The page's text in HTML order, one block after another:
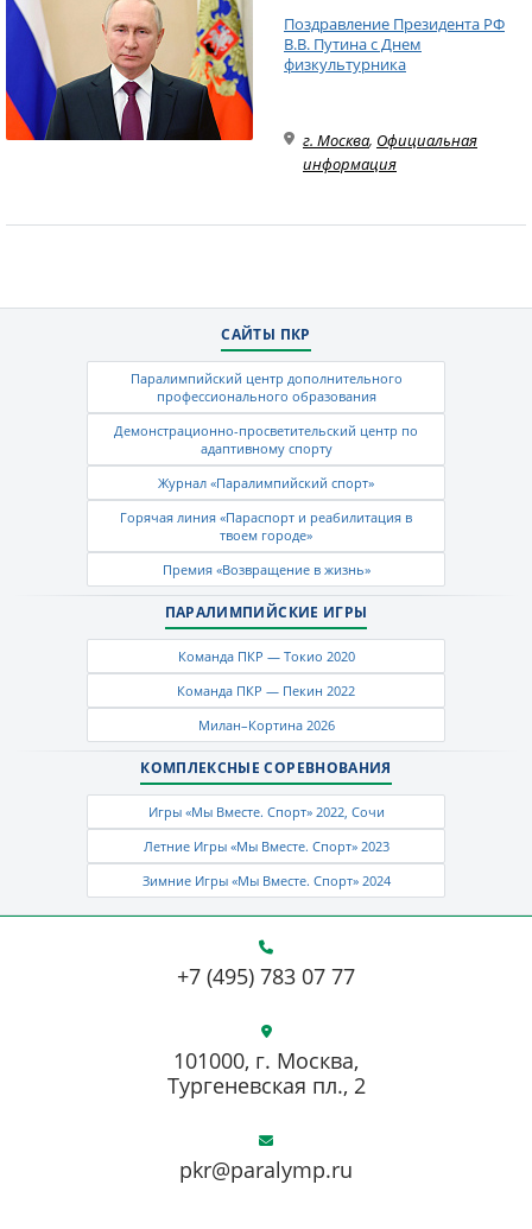
Поздравление Президента РФ
В.В. Путина с Днем
физкультурника
г. Москва, Официальная
информация
САЙТЫ ПКР
Паралимпийский центр дополнительного
профессионального образования
Демонстрационно-просветительский центр по
адаптивному спорту
Журнал «Паралимпийский спорт»
Горячая линия «Параспорт и реабилитация в
твоем городе»
Премия «Возвращение в жизнь»
ПАРАЛИМПИЙСКИЕ ИГРЫ
Команда ПКР — Токио 2020
Команда ПКР — Пекин 2022
Милан–Кортина 2026
КОМПЛЕКСНЫЕ СОРЕВНОВАНИЯ
Игры «Мы Вместе. Спорт» 2022, Сочи
Летние Игры «Мы Вместе. Спорт» 2023
Зимние Игры «Мы Вместе. Спорт» 2024
+7 (495) 783 07 77
pkr@paralymp.ru
101000, г. Москва,
Тургеневская пл., 2